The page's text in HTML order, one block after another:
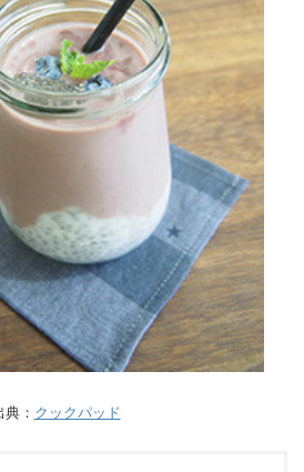
典： クックパッド